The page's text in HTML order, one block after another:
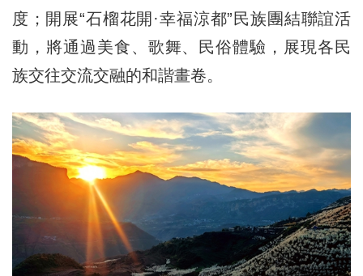
度；開展“石榴花開·幸福涼都”民族團結聯誼活
動，將通過美食、歌舞、民俗體驗，展現各民
族交往交流交融的和諧畫卷。